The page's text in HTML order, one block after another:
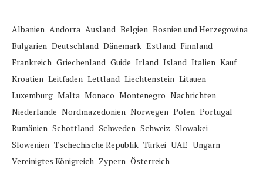
Albanien Andorra Ausland Belgien Bosnien und Herzegowina
Bulgarien Deutschland Dänemark Estland Finnland
Frankreich Griechenland Guide Irland Island Italien Kauf
Kroatien Leitfaden Lettland Liechtenstein Litauen
Luxemburg Malta Monaco Montenegro Nachrichten
Niederlande Nordmazedonien Norwegen Polen Portugal
Rumänien Schottland Schweden Schweiz Slowakei
Slowenien Tschechische Republik Türkei UAE Ungarn
Vereinigtes Königreich Zypern Österreich